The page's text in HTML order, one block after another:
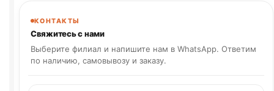
КОНТАКТЫ
Свяжитесь с нами
Выберите филиал и напишите нам в WhatsApp. Ответим
по наличию, самовывозу и заказу.